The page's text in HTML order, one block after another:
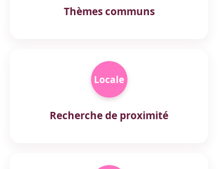
Thèmes communs
Locale
Recherche de proximité